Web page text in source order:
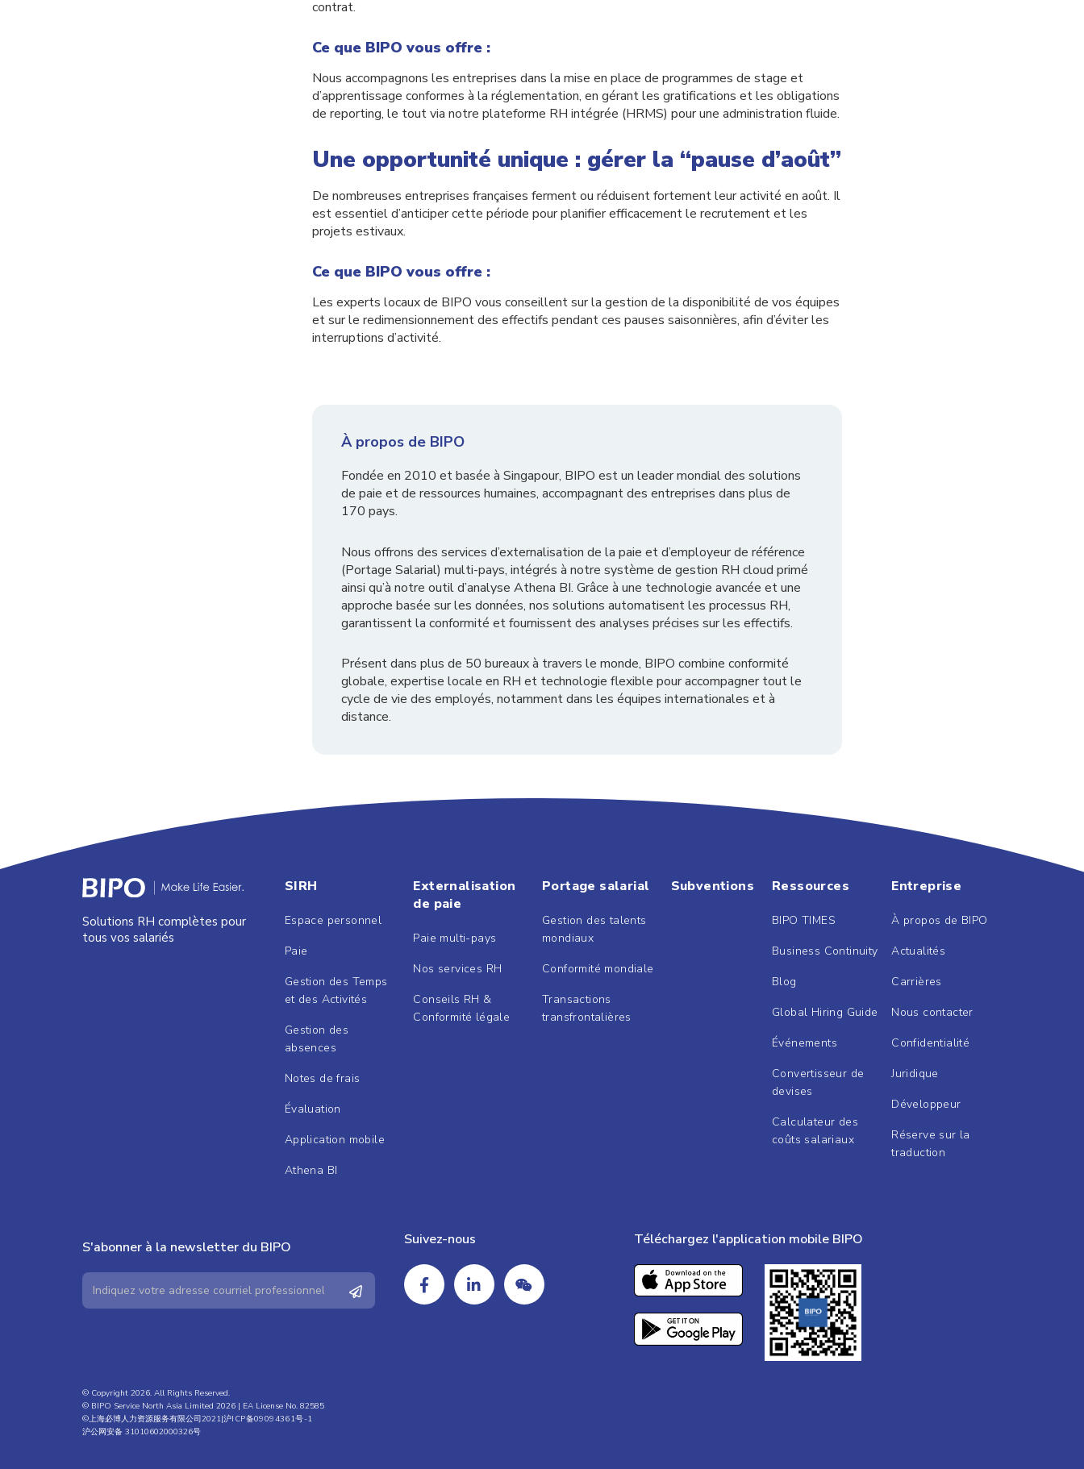
contrat.
Ce que BIPO vous offre :
Nous accompagnons les entreprises dans la mise en place de programmes de stage et
d’apprentissage conformes à la réglementation, en gérant les gratifications et les obligations
de reporting, le tout via notre plateforme RH intégrée (HRMS) pour une administration fluide.
Une opportunité unique : gérer la “pause d’août”
De nombreuses entreprises françaises ferment ou réduisent fortement leur activité en août. Il
est essentiel d’anticiper cette période pour planifier efficacement le recrutement et les
projets estivaux.
Ce que BIPO vous offre :
Les experts locaux de BIPO vous conseillent sur la gestion de la disponibilité de vos équipes
et sur le redimensionnement des effectifs pendant ces pauses saisonnières, afin d’éviter les
interruptions d’activité.
À propos de BIPO
Fondée en 2010 et basée à Singapour, BIPO est un leader mondial des solutions
de paie et de ressources humaines, accompagnant des entreprises dans plus de
170 pays.
Nous offrons des services d’externalisation de la paie et d’employeur de référence
(Portage Salarial) multi-pays, intégrés à notre système de gestion RH cloud primé
ainsi qu’à notre outil d’analyse Athena BI. Grâce à une technologie avancée et une
approche basée sur les données, nos solutions automatisent les processus RH,
garantissent la conformité et fournissent des analyses précises sur les effectifs.
Présent dans plus de 50 bureaux à travers le monde, BIPO combine conformité
globale, expertise locale en RH et technologie flexible pour accompagner tout le
cycle de vie des employés, notamment dans les équipes internationales et à
distance.
Solutions RH complètes pour
tous vos salariés
SIRH
Espace personnel
Paie
Gestion des Temps
et des Activités
Gestion des
absences
Notes de frais
Évaluation
Application mobile
Athena BI
Externalisation
de paie
Paie multi-pays
Nos services RH
Conseils RH &
Conformité légale
Portage salarial
Gestion des talents
mondiaux
Conformité mondiale
Transactions
transfrontalières
Subventions Ressources
BIPO TIMES
Business Continuity
Blog
Global Hiring Guide
Événements
Convertisseur de
devises
Calculateur des
coûts salariaux
Entreprise
À propos de BIPO
Actualités
Carrières
Nous contacter
Confidentialité
Juridique
Développeur
Réserve sur la
traduction
S'abonner à la newsletter du BIPO Suivez-nous Téléchargez l'application mobile BIPO
© Copyright 2026. All Rights Reserved.
© BIPO Service North Asia Limited 2026 | EA License No. 82585
©上海必博人力资源服务有限公司2021|沪ICP备09094361号-1
沪公网安备 31010602000326号